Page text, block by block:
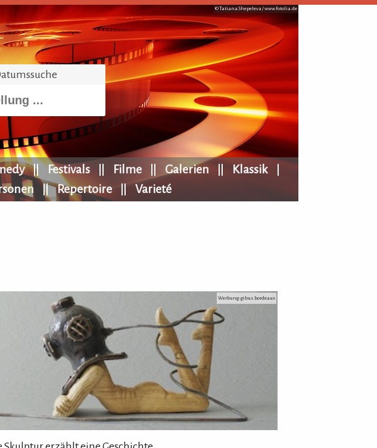
© Tatiana Shepeleva /www.fotolia.de
Festivals Filme Galerien
Klassik
Repertoire Varieté
Werbung: gibus.bordeaux